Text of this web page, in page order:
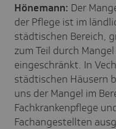
Hönemann: Der
der Pflege ist im
städtischen Bereich,
zum Teil durch
eingeschränkt. In
städtischen Häusern
uns der Mangel im
Fachkrankenpflege
Fachangestellten